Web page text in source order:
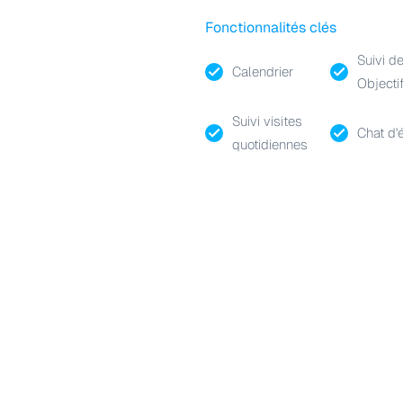
Fonctionnalités clés
Calendrier
Suivi
Suivi visites
quotidiennes
Chat